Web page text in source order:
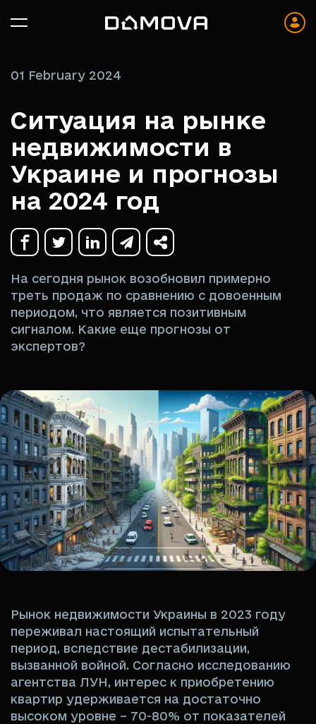
01 February 2024
Ситуация на рынке
недвижимости в
Украине и прогнозы
на 2024 год
На сегодня рынок возобновил примерно
треть продаж по сравнению с довоенным
периодом, что является позитивным
сигналом. Какие еще прогнозы от
экспертов?
Рынок недвижимости Украины в 2023 году
переживал настоящий испытательный
период, вследствие дестабилизации,
вызванной войной. Согласно исследованию
агентства ЛУН, интерес к приобретению
квартир удерживается на достаточно
высоком уровне – 70-80% от показателей